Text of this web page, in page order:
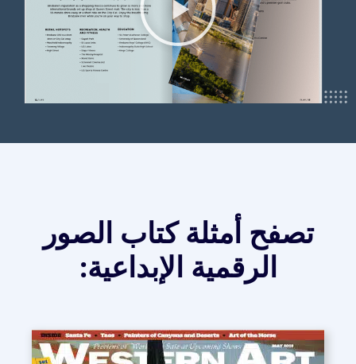
تصفح أمثلة كتاب الصور
الرقمية الإبداعية: